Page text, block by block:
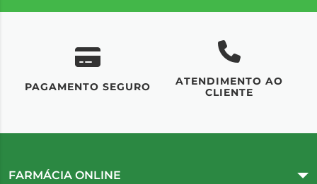
PAGAMENTO SEGURO
ATENDIMENTO AO
CLIENTE
FARMÁCIA ONLINE